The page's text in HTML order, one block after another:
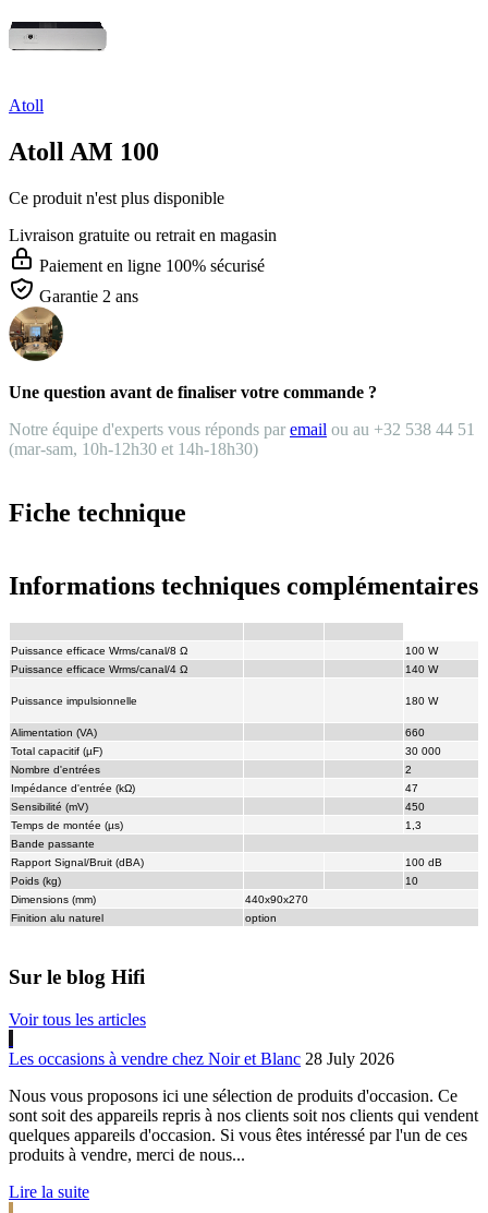
Atoll
Atoll AM 100
Ce produit n'est plus disponible
Livraison gratuite ou retrait en magasin
Paiement en ligne 100% sécurisé
Garantie 2 ans
Une question avant de finaliser votre commande ?
Notre équipe d'experts vous réponds par email ou au +32 538 44 51
(mar-sam, 10h-12h30 et 14h-18h30)
Fiche technique
Informations techniques complémentaires
Puissance efficace Wrms/canal/8 Ω
100 W
Puissance efficace Wrms/canal/4 Ω
140 W
Puissance impulsionnelle 180 W
Alimentation (VA)
660
Total capacitif (µF)
30 000
Nombre d'entrées
2
Impédance d'entrée (kΩ)
47
Sensibilité (mV)
450
Temps de montée (µs)
1,3
Bande passante
Rapport Signal/Bruit (dBA)
100 dB
Poids (kg)
10
Dimensions (mm)
440x90x270
Finition alu naturel
option
Sur le blog Hifi
Voir tous les articles
Les occasions à vendre chez Noir et Blanc 28 July 2026
Nous vous proposons ici une sélection de produits d'occasion. Ce
sont soit des appareils repris à nos clients soit nos clients qui vendent
quelques appareils d'occasion. Si vous êtes intéressé par l'un de ces
produits à vendre, merci de nous...
Lire la suite